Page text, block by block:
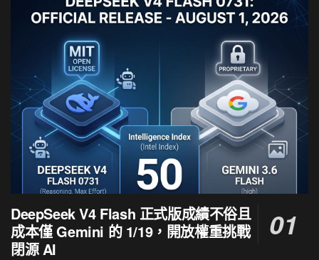
DeepSeek V4 Flash 正式版成績不俗且
成本僅 Gemini 的 1/19，開放權重挑戰
閉源 AI